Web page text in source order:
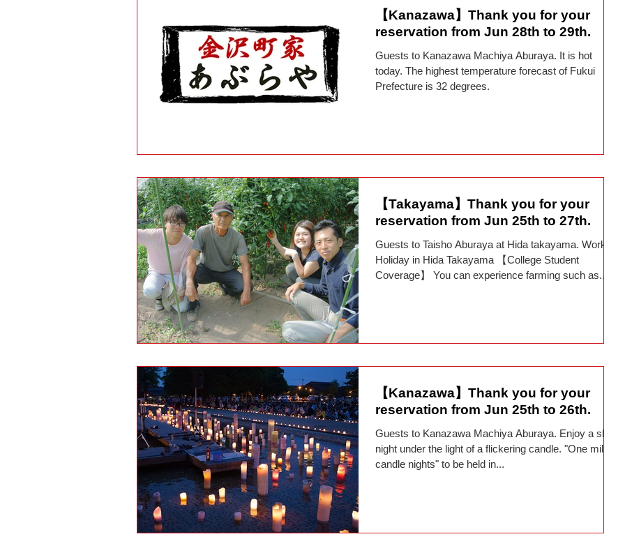
【Kanazawa】Thank you for your
reservation from Jun 28th to 29th.
Guests to Kanazawa Machiya Aburaya. It is hot
today. The highest temperature forecast of Fukui
Prefecture is 32 degrees.
【Takayama】Thank you for your
reservation from Jun 25th to 27th.
Guests to Taisho Aburaya at Hida takayama. Working
Holiday in Hida Takayama 【College Student
Coverage】 You can experience farming such as...
【Kanazawa】Thank you for your
reservation from Jun 25th to 26th.
Guests to Kanazawa Machiya Aburaya. Enjoy a slow
night under the light of a flickering candle. "One million
candle nights" to be held in...